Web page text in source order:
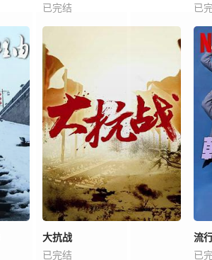
已完结
已
大抗战
已完结
流
已